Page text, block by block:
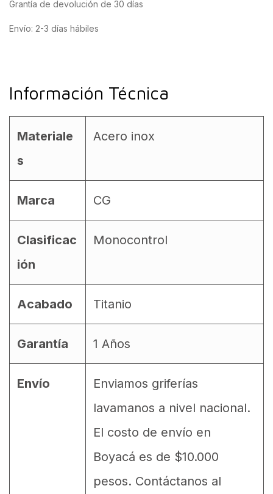
Grantía de devolución de 30 días
Envío: 2-3 días hábiles
Información Técnica
Materiale
s
Acero inox
Marca CG
Clasificac
ión
Monocontrol
Acabado Titanio
Garantía 1 Años
Envío
Enviamos griferías
lavamanos a nivel nacional.
El costo de envío en
Boyacá es de $10.000
pesos. Contáctanos al